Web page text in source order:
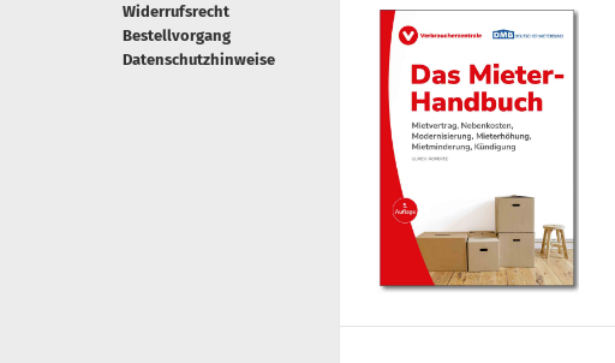
Widerrufsrecht
Bestellvorgang
Datenschutzhinweise